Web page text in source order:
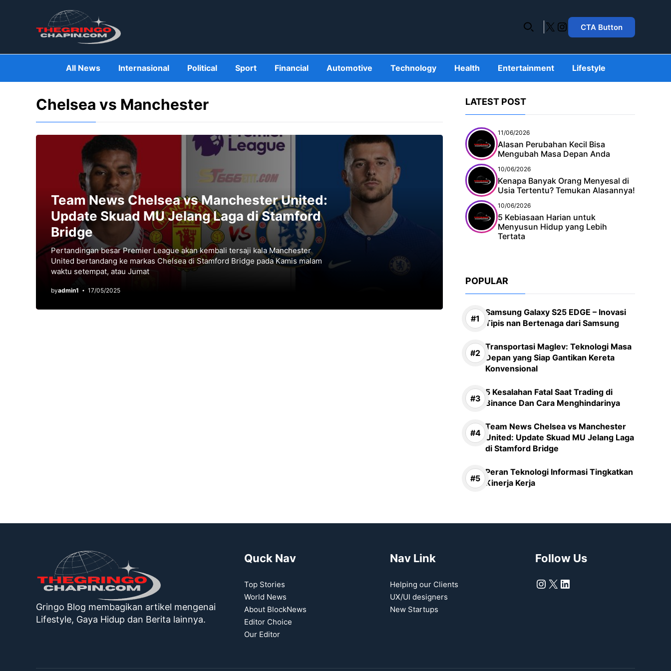
X Instagram
CTA Button
All News Internasional Political Sport Financial Automotive Technology Health Entertainment Lifestyle
Chelsea vs Manchester
Team News Chelsea vs Manchester United:
Update Skuad MU Jelang Laga di Stamford
Bridge
Pertandingan besar Premier League akan kembali tersaji kala Manchester
United bertandang ke markas Chelsea di Stamford Bridge pada Kamis malam
waktu setempat, atau Jumat
byadmin1 17/05/2025
LATEST POST
11/06/2026
Alasan Perubahan Kecil Bisa
Mengubah Masa Depan Anda
10/06/2026
Kenapa Banyak Orang Menyesal di
Usia Tertentu? Temukan Alasannya!
10/06/2026
5 Kebiasaan Harian untuk
Menyusun Hidup yang Lebih
Tertata
POPULAR
Samsung Galaxy S25 EDGE – Inovasi
Tipis nan Bertenaga dari Samsung
Transportasi Maglev: Teknologi Masa
Depan yang Siap Gantikan Kereta
Konvensional
5 Kesalahan Fatal Saat Trading di
Binance Dan Cara Menghindarinya
Team News Chelsea vs Manchester
United: Update Skuad MU Jelang Laga
di Stamford Bridge
Peran Teknologi Informasi Tingkatkan
Kinerja Kerja
Gringo Blog membagikan artikel mengenai
Lifestyle, Gaya Hidup dan Berita lainnya.
Quck Nav
Top Stories
World News
About BlockNews
Editor Choice
Our Editor
Nav Link
Helping our Clients
UX/UI designers
New Startups
Follow Us
Instagram
X LinkedIn